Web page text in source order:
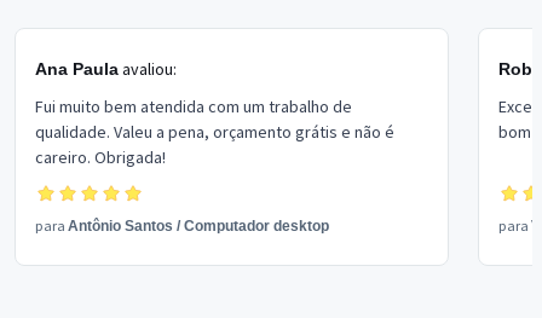
Ana Paulaavaliou:
Fui muito bem atendida com um trabalho de
qualidade. Valeu a pena, orçamento grátis e não é
careiro. Obrigada!
para Antônio Santos / Computador desktop
bom
para